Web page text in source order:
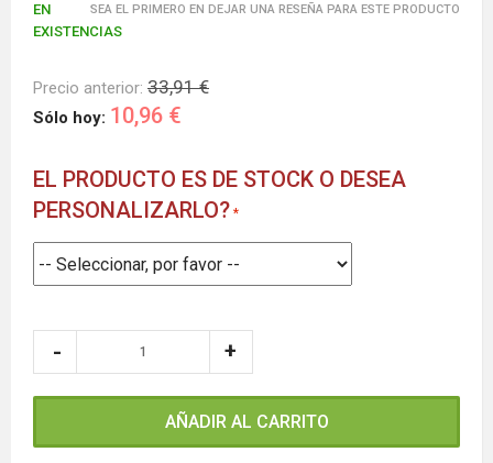
SEA EL PRIMERO EN DEJAR UNA RESEÑA PARA ESTE PRODUCTO
EN
EXISTENCIAS
Precio anterior: 33,91 €
Sólo hoy: 10,96 €
EL PRODUCTO ES DE STOCK O DESEA
PERSONALIZARLO?
AÑADIR AL CARRITO